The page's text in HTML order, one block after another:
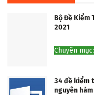
Bộ Đề Kiểm
2021
Chuyên
34 đề kiểm
nguyên hàm